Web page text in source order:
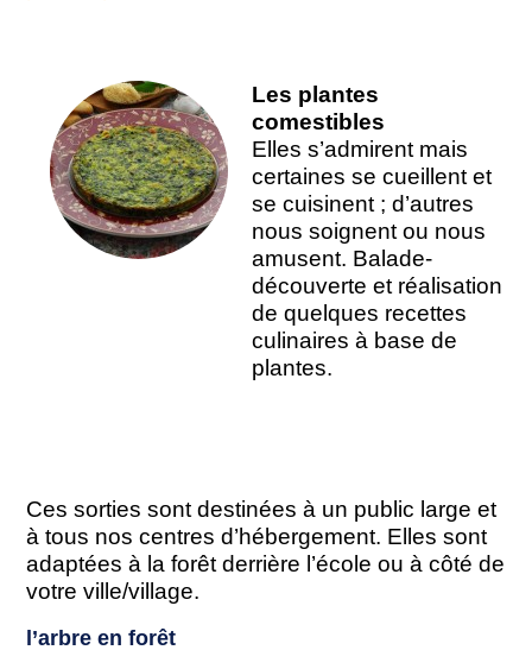
Les plantes
comestibles
Elles s’admirent mais
certaines se cueillent et
se cuisinent ; d’autres
nous soignent ou nous
amusent. Balade-
découverte et réalisation
de quelques recettes
culinaires à base de
plantes.
Ces sorties sont destinées à un public large et
à tous nos centres d’hébergement. Elles sont
adaptées à la forêt derrière l’école ou à côté de
votre ville/village.
l’arbre en forêt